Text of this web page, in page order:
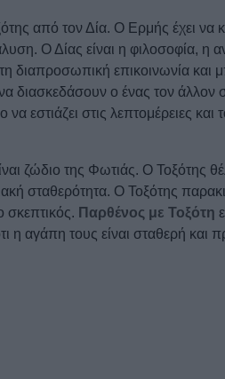
από τον Δία. Ο Ερμής έχει να
Ο Δίας είναι η φιλοσοφία, η
διαπροσωπική επικοινωνία και
διασκεδάσουν ο ένας τον άλλον
εστιάζει στις λεπτομέρειες και
ζώδιο της Φωτιάς. Ο Τοξότης
σταθερότητα. Ο Τοξότης
σκεπτικός. Παρθένος με Τοξότη
αγάπη τους είναι σταθερή και